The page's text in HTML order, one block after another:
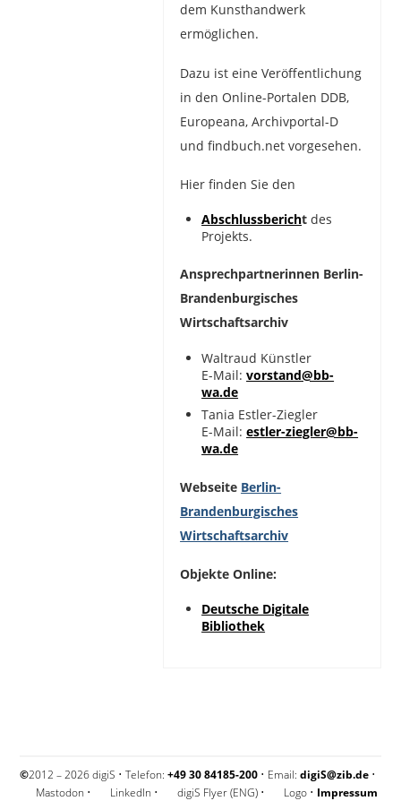
dem Kunsthandwerk
ermöglichen.
Dazu ist eine Veröffentlichung
in den Online-Portalen DDB,
Europeana, Archivportal-D
und findbuch.net vorgesehen.
Hier finden Sie den
Abschlussbericht des
Projekts.
Ansprechpartnerinnen Berlin-
Brandenburgisches
Wirtschaftsarchiv
Waltraud Künstler
E-Mail:vorstand@bb-
wa.de
Tania Estler-Ziegler
E-Mail:estler-ziegler@bb-
wa.de
Webseite Berlin-
Brandenburgisches
Wirtschaftsarchiv
Objekte Online:
Deutsche Digitale
Bibliothek
©2012 – 2026 digiS • Telefon:+49 30 84185-200 • Email:digiS@zib.de •
Mastodon • LinkedIn • digiS Flyer (ENG) • Logo • Impressum